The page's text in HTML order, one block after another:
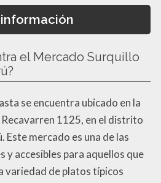
información
el Mercado Surquillo
se encuentra ubicado en la
Recavarren 1125, en el distrito
Este mercado es una de las
y accesibles para aquellos que
variedad de platos típicos